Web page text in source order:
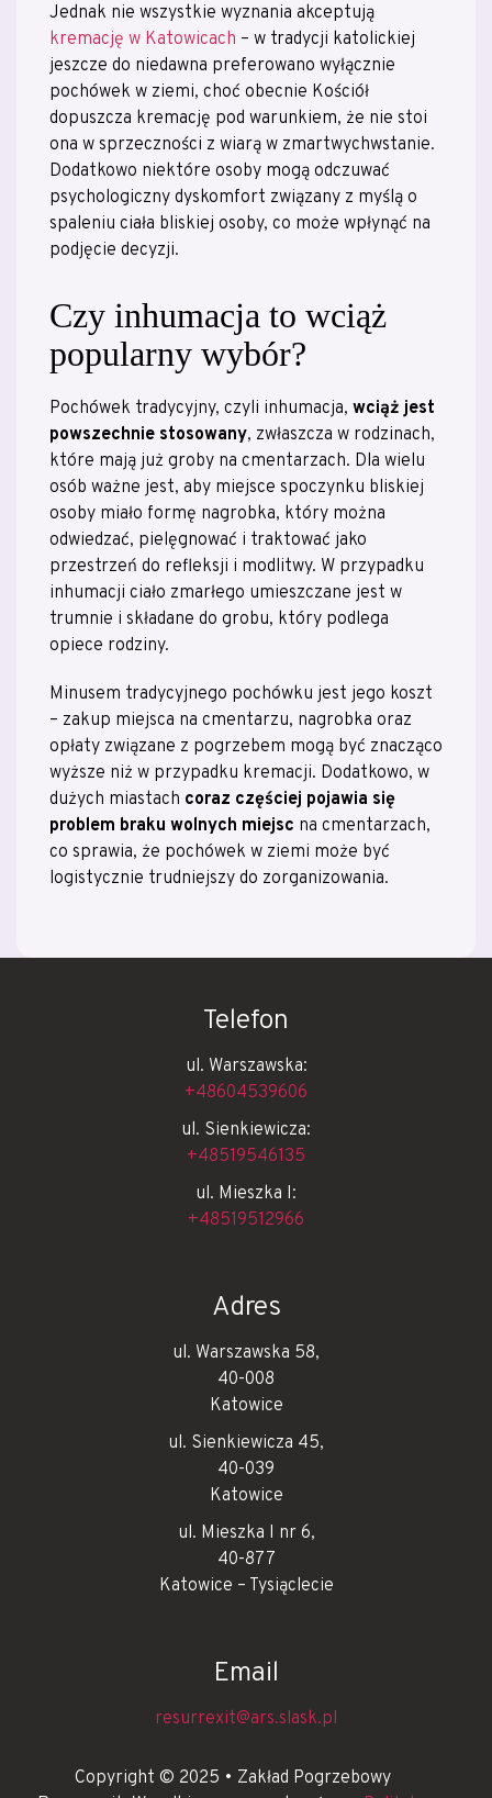
Jednak nie wszystkie wyznania akceptują
kremację w Katowicach – w tradycji katolickiej
jeszcze do niedawna preferowano wyłącznie
pochówek w ziemi, choć obecnie Kościół
dopuszcza kremację pod warunkiem, że nie stoi
ona w sprzeczności z wiarą w zmartwychwstanie.
Dodatkowo niektóre osoby mogą odczuwać
psychologiczny dyskomfort związany z myślą o
spaleniu ciała bliskiej osoby, co może wpłynąć na
podjęcie decyzji.
Czy inhumacja to wciąż
popularny wybór?
Pochówek tradycyjny, czyli inhumacja, wciąż jest
powszechnie stosowany, zwłaszcza w rodzinach,
które mają już groby na cmentarzach. Dla wielu
osób ważne jest, aby miejsce spoczynku bliskiej
osoby miało formę nagrobka, który można
odwiedzać, pielęgnować i traktować jako
przestrzeń do refleksji i modlitwy. W przypadku
inhumacji ciało zmarłego umieszczane jest w
trumnie i składane do grobu, który podlega
opiece rodziny.
Minusem tradycyjnego pochówku jest jego koszt
– zakup miejsca na cmentarzu, nagrobka oraz
opłaty związane z pogrzebem mogą być znacząco
wyższe niż w przypadku kremacji. Dodatkowo, w
dużych miastach coraz częściej pojawia się
problem braku wolnych miejsc na cmentarzach,
co sprawia, że pochówek w ziemi może być
logistycznie trudniejszy do zorganizowania.
Telefon
ul. Warszawska:
+48604539606
ul. Sienkiewicza:
+48519546135
ul. Mieszka I:
+48519512966
Adres
ul. Warszawska 58,
40-008
Katowice
ul. Sienkiewicza 45,
40-039
Katowice
ul. Mieszka I nr 6,
40-877
Katowice – Tysiąclecie
Email
resurrexit@ars.slask.pl
Copyright © 2025 • Zakład Pogrzebowy